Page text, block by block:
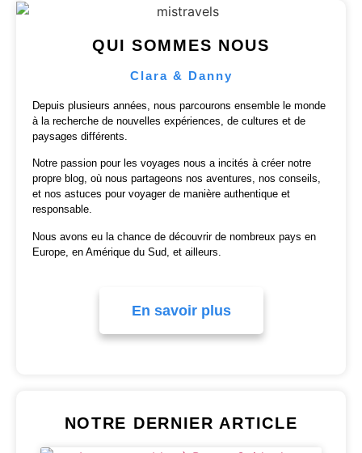
QUI SOMMES NOUS
Clara & Danny
Depuis plusieurs années, nous parcourons ensemble le monde
à la recherche de nouvelles expériences, de cultures et de
paysages différents.
Notre passion pour les voyages nous a incités à créer notre
propre blog, où nous partageons nos aventures, nos conseils,
et nos astuces pour voyager de manière authentique et
responsable.
Nous avons eu la chance de découvrir de nombreux pays en
Europe, en Amérique du Sud, et ailleurs.
En savoir plus
NOTRE DERNIER ARTICLE